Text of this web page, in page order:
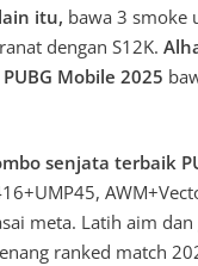
itu, bawa 3 smoke
dengan S12K.
Mobile 2025
senjata terbaik
meta. Latih aim dan
ranked match